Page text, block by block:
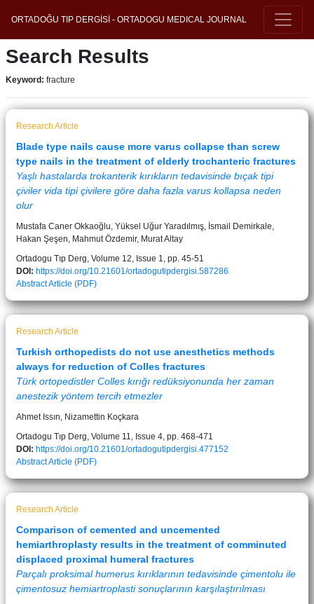
ORTADOĞU TIP DERGİSİ - ORTADOGU MEDICAL JOURNAL
Search Results
Keyword: fracture
Research Article
Blade type nails cause more varus collapse than screw
type nails in the treatment of elderly trochanteric fractures
Yaşlı hastalarda trokanterik kırıkların tedavisinde bıçak tipi
çiviler vida tipi çivilere göre daha fazla varus kollapsa neden
olur
Mustafa Caner Okkaoğlu, Yüksel Uğur Yaradılmış, İsmail Demirkale,
Hakan Şeşen, Mahmut Özdemir, Murat Altay
Ortadogu Tıp Derg, Volume 12, Issue 1, pp. 45-51
DOI: https://doi.org/10.21601/ortadogutipdergisi.587286
AbstractArticle (PDF)
Research Article
Turkish orthopedists do not use anesthetics methods
always for reduction of Colles fractures
Türk ortopedistler Colles kırığı redüksiyonunda her zaman
anestezik yöntem tercih etmezler
Ahmet Issın, Nizamettin Koçkara
Ortadogu Tıp Derg, Volume 11, Issue 4, pp. 468-471
DOI: https://doi.org/10.21601/ortadogutipdergisi.477152
AbstractArticle (PDF)
Research Article
Comparison of cemented and uncemented
hemiarthroplasty results in the treatment of comminuted
displaced proximal humeral fractures
Parçalı proksimal humerus kırıklarının tedavisinde çimentolu ile
çimentosuz hemiartroplasti sonuçlarının karşılaştırılması